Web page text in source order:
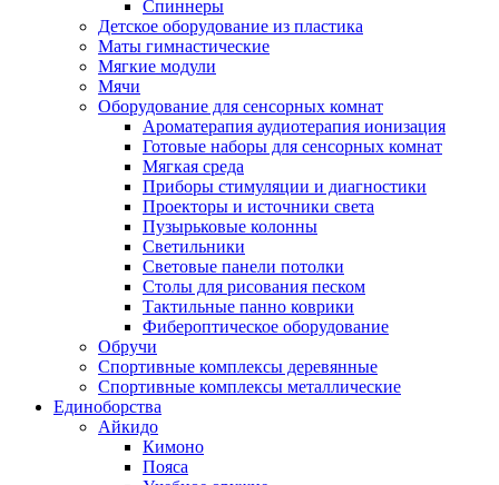
Спиннеры
Детское оборудование из пластика
Маты гимнастические
Мягкие модули
Мячи
Оборудование для сенсорных комнат
Ароматерапия аудиотерапия ионизация
Готовые наборы для сенсорных комнат
Мягкая среда
Приборы стимуляции и диагностики
Проекторы и источники света
Пузырьковые колонны
Светильники
Световые панели потолки
Столы для рисования песком
Тактильные панно коврики
Фибероптическое оборудование
Обручи
Спортивные комплексы деревянные
Спортивные комплексы металлические
Единоборства
Айкидо
Кимоно
Пояса